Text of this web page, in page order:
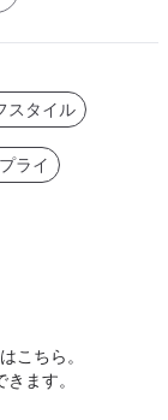
スタイル
ライ
こちら。
ます。